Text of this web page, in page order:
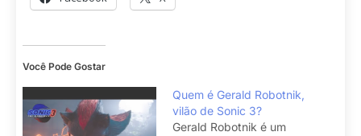
Você Pode Gostar
Quem é Gerald Robotnik,
vilão de Sonic 3?
Gerald Robotnik é um